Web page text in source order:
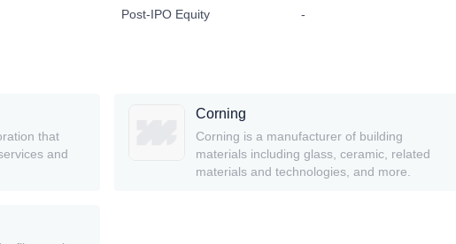
Post-IPO Equity -
that
and
Corning
Corning is a manufacturer of building
materials including glass, ceramic, related
materials and technologies, and more.